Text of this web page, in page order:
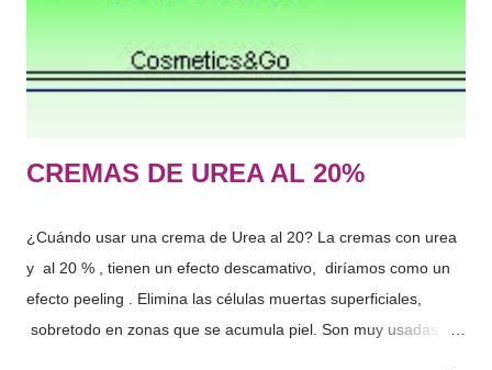
intimo, serum facial, mascarilla, exfoliantes, colonia etc….
Hace tiempo os hab...
CREMAS DE UREA AL 20%
¿Cuándo usar una crema de Urea al 20? La cremas con urea
y al 20 % , tienen un efecto descamativo, diríamos como un
efecto peeling . Elimina las células muertas superficiales,
sobretodo en zonas que se acumula piel. Son muy usadas